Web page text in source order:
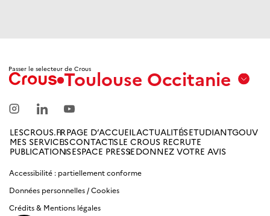
Passer le selecteur de CrousToulouse Occitanie
Marseille
Amiens
Antilles
Guyane
LESCROUS.FRPAGE D’ACCUEILACTUALITÉSETUDIANTGOUV
MES SERVICESCONTACTSLE CROUS RECRUTE
PUBLICATIONSESPACE PRESSEDONNEZ VOTRE AVIS
Accessibilité : partiellement conforme
Données personnelles / Cookies
Crédits & Mentions légales